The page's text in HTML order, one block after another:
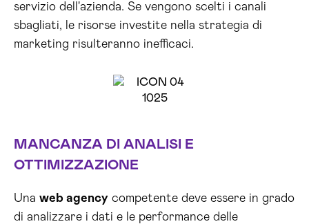
servizio dell'azienda. Se vengono scelti i canali
sbagliati, le risorse investite nella strategia di
marketing risulteranno inefficaci.
MANCANZA DI ANALISI E
OTTIMIZZAZIONE
Una web agency competente deve essere in grado
di analizzare i dati e le performance delle